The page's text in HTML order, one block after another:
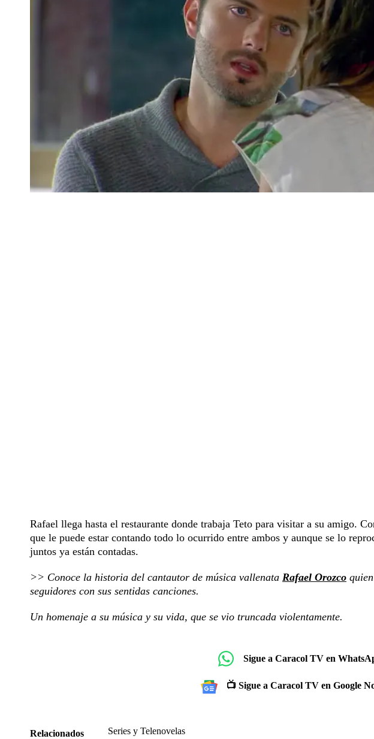
Rafael llega hasta el restaurante donde trabaja Teto para visitar a su amigo.
que le puede estar contando todo lo ocurrido entre ambos y aunque se lo
juntos ya están contadas.
>> Conoce la historia del cantautor de música vallenata Rafael Orozco
seguidores con sus sentidas canciones.
Un homenaje a su música y su vida, que se vio truncada violentamente.
Sigue a Caracol TV en
📺 Sigue a Caracol TV en Google
Relacionados Series y Telenovelas